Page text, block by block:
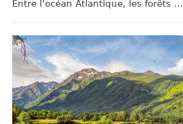
Entre l’océan Atlantique, les forêts ...